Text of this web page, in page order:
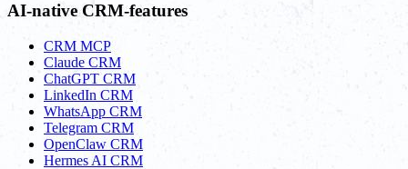
AI-native CRM-features
CRM MCP
Claude CRM
ChatGPT CRM
LinkedIn CRM
WhatsApp CRM
Telegram CRM
OpenClaw CRM
Hermes AI CRM